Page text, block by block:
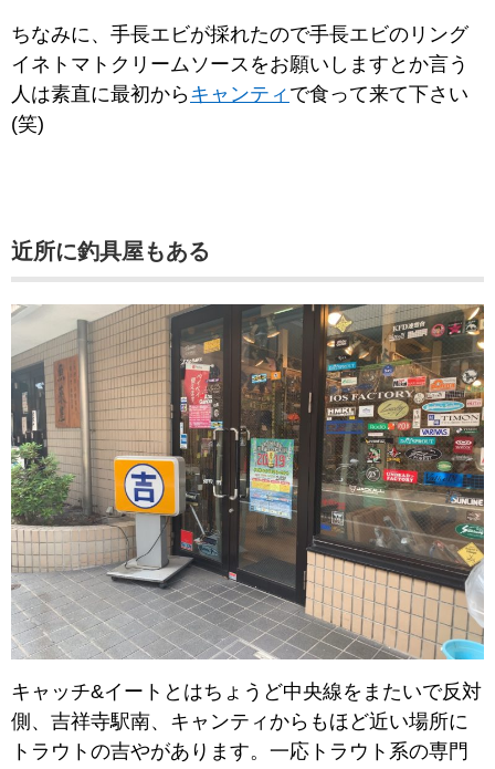
ちなみに、手長エビが採れたので手長エビのリング
イネトマトクリームソースをお願いしますとか言う
人は素直に最初からキャンティ で食って来て下さい
(笑)
近所に釣具屋もある
キャッチ&イートとはちょうど中央線をまたいで反対
側、吉祥寺駅南、キャンティからもほど近い場所に
トラウトの吉やがあります。一応トラウト系の専門